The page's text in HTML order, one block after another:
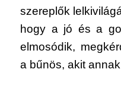
szereplők
hogy a jó és a
elmosódik,
a bűnös, akit